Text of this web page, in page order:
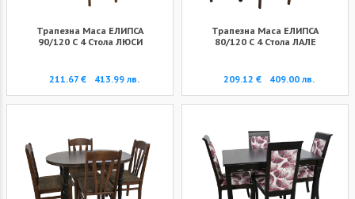
Трапезна Маса ЕЛИПСА
90/120 С 4 Стола ЛЮСИ
211.67 € 413.99 лв.
Трапезна Маса ЕЛИПСА
80/120 С 4 Стола ЛАЛЕ
209.12 € 409.00 лв.